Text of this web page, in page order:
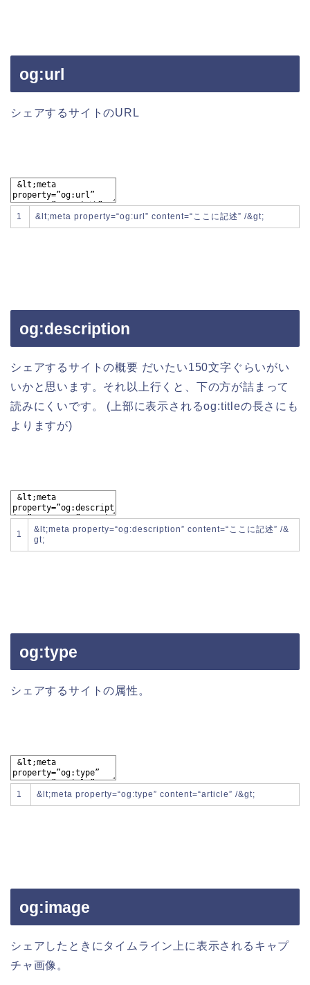
og:url
シェアするサイトのURL
1 &lt;meta property=“og:url” content=“ここに記述” /&gt;
og:description
シェアするサイトの概要 だいたい150文字 ぐらいがい
いかと思います。それ以上行くと、下の方が詰まって
読みにくいです。 (上部に表示されるog:titleの長さにも
よりますが)
1 & lt;meta property=“og:description” content=“ここに記述” /&
gt;
og:type
シェアするサイトの属性。
1 & lt;meta property=“og:type” content=“article” /&gt;
og:image
シェアしたときにタイムライン上に表示されるキャプ
チャ画像。